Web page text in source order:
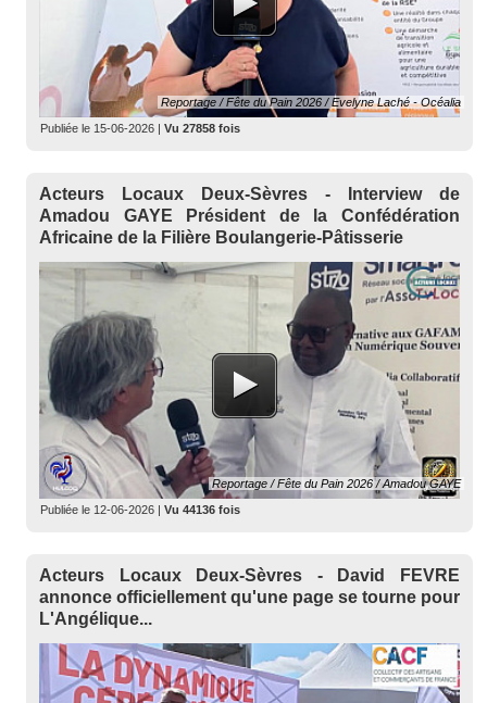
Reportage / Fête du Pain 2026 / Evelyne Laché - Océalia
Publiée le 15-06-2026 Vu 27858 fois
Acteurs Locaux Deux-Sèvres - Interview de
Amadou GAYE Président de la Confédération
Africaine de la Filière Boulangerie-Pâtisserie
Reportage / Fête du Pain 2026 / Amadou GAYE
Publiée le 12-06-2026 | Vu 44136 fois
Acteurs Locaux Deux-Sèvres - David FEVRE
annonce officiellement qu'une page se tourne pour
L'Angélique...